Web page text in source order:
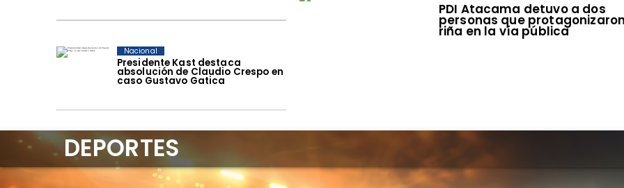
Presidente Kast destaca
absolución de Claudio Crespo en
caso Gustavo Gatica
Nacional
PDI Atacama detuvo a dos
personas que
riña en la vía pública
DEPORTES